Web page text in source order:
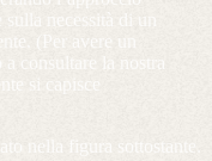
necessità di un
(Per avere un
consultare la nostra
si capisce
nella figura sottostante.